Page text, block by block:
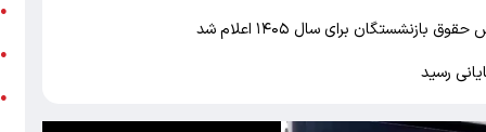
برای سال ۱۴۰۵ اعلام شد
رسید
●
●
●